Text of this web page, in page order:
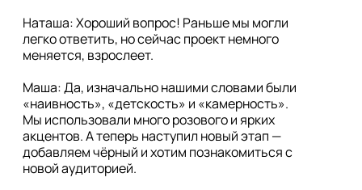
Наташа: Хороший вопрос! Раньше мы могли
легко ответить, но сейчас проект немного
меняется, взрослеет.
Маша: Да, изначально нашими словами были
«наивность», «детскость» и «камерность».
Мы использовали много розового и ярких
акцентов. А теперь наступил новый этап —
добавляем чёрный и хотим познакомиться с
новой аудиторией.